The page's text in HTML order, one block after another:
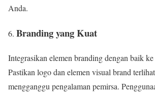
Anda.
Branding yang Kuat
Integrasikan elemen branding dengan baik
Pastikan logo dan elemen visual brand
mengganggu pengalaman pemirsa.